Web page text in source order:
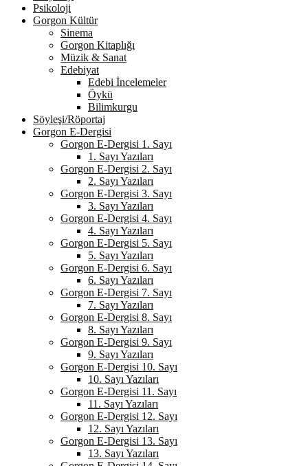
Psikoloji
Gorgon Kültür
Sinema
Gorgon Kitaplığı
Müzik & Sanat
Edebiyat
Edebi İncelemeler
Öykü
Bilimkurgu
Söyleşi/Röportaj
Gorgon E-Dergisi
Gorgon E-Dergisi 1. Sayı
1. Sayı Yazıları
Gorgon E-Dergisi 2. Sayı
2. Sayı Yazıları
Gorgon E-Dergisi 3. Sayı
3. Sayı Yazıları
Gorgon E-Dergisi 4. Sayı
4. Sayı Yazıları
Gorgon E-Dergisi 5. Sayı
5. Sayı Yazıları
Gorgon E-Dergisi 6. Sayı
6. Sayı Yazıları
Gorgon E-Dergisi 7. Sayı
7. Sayı Yazıları
Gorgon E-Dergisi 8. Sayı
8. Sayı Yazıları
Gorgon E-Dergisi 9. Sayı
9. Sayı Yazıları
Gorgon E-Dergisi 10. Sayı
10. Sayı Yazıları
Gorgon E-Dergisi 11. Sayı
11. Sayı Yazıları
Gorgon E-Dergisi 12. Sayı
12. Sayı Yazıları
Gorgon E-Dergisi 13. Sayı
13. Sayı Yazıları